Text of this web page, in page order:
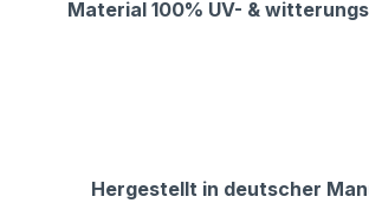
Material 100% UV- &
Hergestellt in deutscher